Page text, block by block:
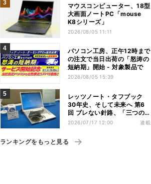
マウスコンピューター、18型
大画面ノートPC「mouse
K8シリーズ」
2026/08/05 11:11
パソコン工房、正午12時まで
の注文で当日出荷の「怒涛の
短納期」開始 - 対象製品で
2026/08/05 15:39
レッツノート・タフブック
30年史、そして未来へ 第6
回 ブレない針路、「三つの
矢」でシン・レッツノートの
2026/07/17 12:00 連載
ランキングをもっと見る